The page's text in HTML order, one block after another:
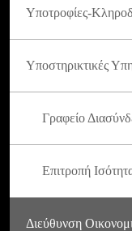
Υποτροφίες-
Υποστηρικτικές
Γραφείο
Επιτροπή
Διεύθυνση